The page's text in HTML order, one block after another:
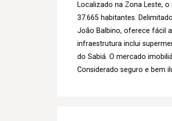
Localizado na Zona Leste,
37.665 habitantes.
João Balbino, oferece fácil
infraestrutura inclui
do Sabiá. O mercado
Considerado seguro e bem